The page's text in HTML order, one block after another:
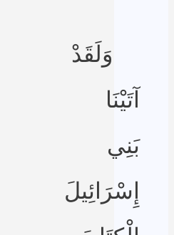
وَلَقَدْ
آتَيْنَا
بَنِي
إِسْرَائِيلَ